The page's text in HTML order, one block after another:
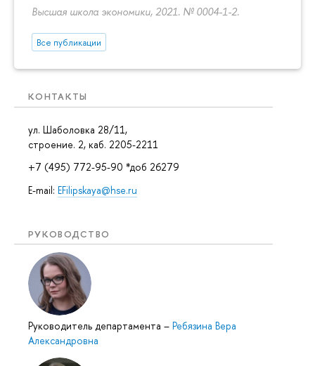
Высшая школа экономики, 2021. № 0004-1-2.
Все публикации
КОНТАКТЫ
ул. Шаболовка 28/11,
строение. 2, каб. 2205-2211
+7 (495) 772-95-90 *доб 26279
E-mail: EFilipskaya@hse.ru
РУКОВОДСТВО
Руководитель департамента – Ребязина Вера
Александровна